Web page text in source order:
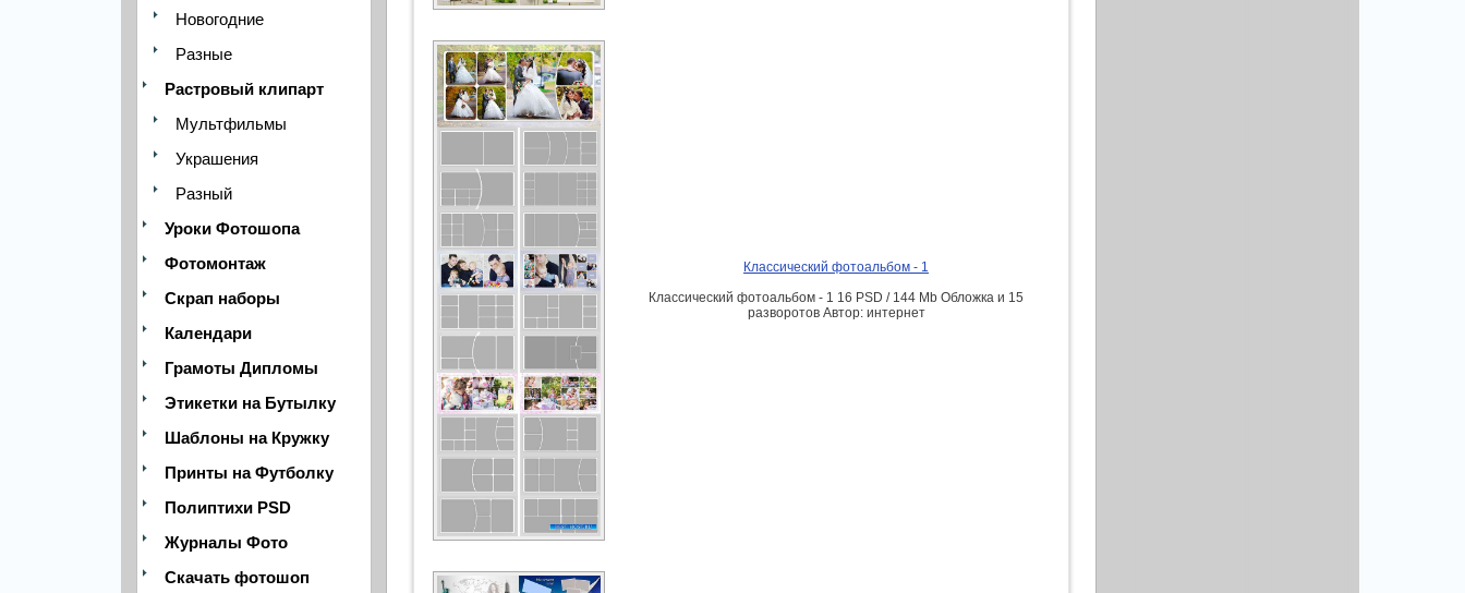
Новогодние
Разные
Растровый клипарт
Мультфильмы
Украшения
Разный
Уроки Фотошопа
Фотомонтаж
Скрап наборы
Календари
Грамоты Дипломы
Этикетки на Бутылку
Шаблоны на Кружку
Принты на Футболку
Полиптихи PSD
Журналы Фото
Скачать фотошоп
Классический фотоальбом - 1
Классический фотоальбом - 1 16 PSD / 144 Mb Обложка и 15
разворотов Автор: интернет